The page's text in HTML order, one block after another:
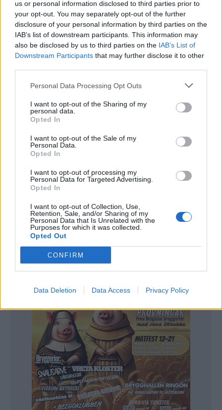
us or personal information disclosed to third parties prior to
your opt-out. You may separately opt-out of the further
disclosure of your personal information by third parties on the
IAB’s list of downstream participants. This information may
also be disclosed by us to third parties on the IAB’s List of
Downstream Participants that may further disclose it to other
Personal Data Processing Opt Outs
I want to opt-out of the Sharing of my
personal data.
Opted In
I want to opt-out of the Sale of my
Personal Data.
Opted In
I want to opt-out of processing my
Personal Data for Targeted Advertising.
Opted In
I want to opt-out of Collection, Use,
Retention, Sale, and/or Sharing of my
Personal Data that Is Unrelated with the
Purposes for which it was collected.
Opted Out
CONFIRM
Data Deletion Data Access Privacy Policy
NYHET
Mats Hägerfors med det första ölet från Derailed. Foto:Ronny
Karlsson.
Brygghuset Finn satsar på ett nytt varumärke.
Derailed ska vara ölen där man tar ut svängarna
mer än tidigare.